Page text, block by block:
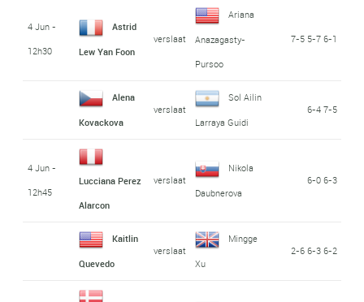
4 Jun -
12h30
Astrid
Lew Yan Foon
verslaat
Ariana
Anazagasty-
Pursoo
7-5 5-7 6-1
Alena
Kovackova
verslaat
Sol Ailin
Larraya Guidi
6-4 7-5
4 Jun -
12h45
Lucciana Perez
Alarcon
verslaat
Nikola
Daubnerova
6-0 6-3
Kaitlin
Quevedo
verslaat
Mingge
Xu
2-6 6-3 6-2